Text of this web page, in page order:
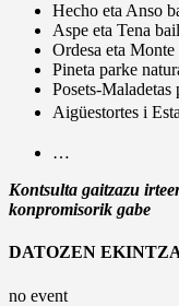
Hecho eta Anso
Aspe eta Tena
Ordesa eta
Pineta parke
Posets-Maladetas
Aigüestortes i
…
Kontsulta gaitzazu
konpromisorik gabe
DATOZEN
no event